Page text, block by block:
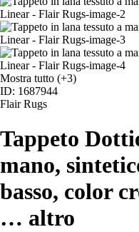
Mostra tutto (+3)
ID: 1687944
Flair Rugs
Tappeto
mano,
basso, color
… altro